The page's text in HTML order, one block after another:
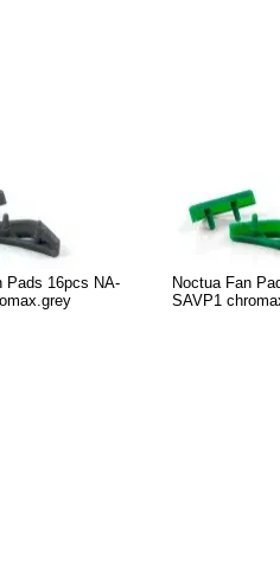
Pads 16pcs NA-
Noctua Fan
SAVP1